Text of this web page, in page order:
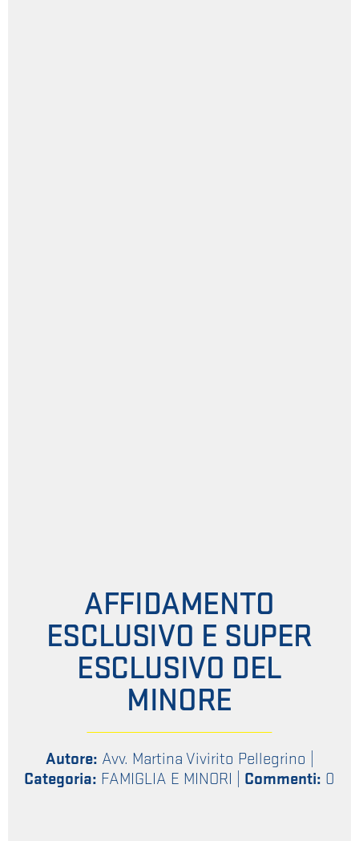
AFFIDAMENTO
ESCLUSIVO E SUPER
ESCLUSIVO DEL
MINORE
Autore: Avv. Martina Vivirito Pellegrino
Categoria: FAMIGLIA E MINORI Commenti: 0